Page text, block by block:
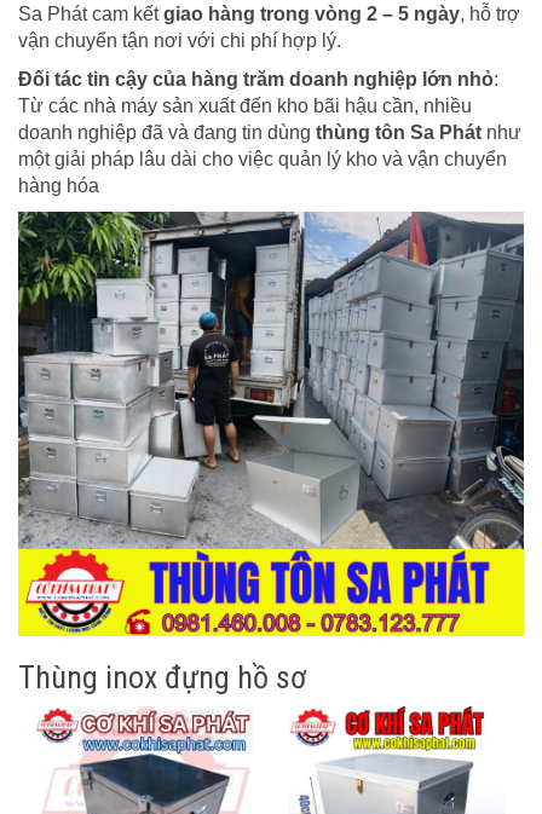
Sa Phát cam kếtgiao hàng trong vòng 2 – 5 ngày, hỗ trợ
vận chuyển tận nơi với chi phí hợp lý.
Đối tác tin cậy của hàng trăm doanh nghiệp lớn nhỏ:
Từ các nhà máy sản xuất đến kho bãi hậu cần, nhiều
doanh nghiệp đã và đang tin dùng thùng tôn Sa Phát như
một giải pháp lâu dài cho việc quản lý kho và vận chuyển
hàng hóa
Thùng inox đựng hồ sơ